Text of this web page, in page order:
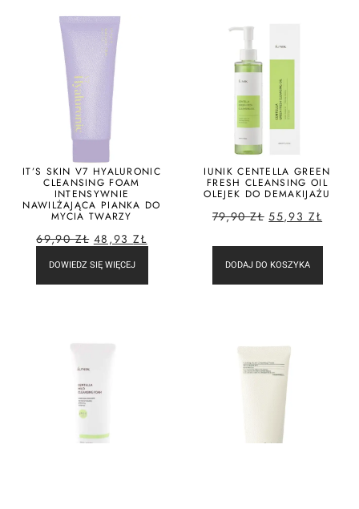
IT’S SKIN V7 HYALURONIC
CLEANSING FOAM
INTENSYWNIE
NAWILŻAJĄCA PIANKA DO
MYCIA TWARZY
69,90ZŁ 48,93ZŁ
DOWIEDZ SIĘ WIĘCEJ
IUNIK CENTELLA GREEN
FRESH CLEANSING OIL
OLEJEK DO DEMAKIJAŻU
79,90ZŁ 55,93 ZŁ
DODAJ DO KOSZYKA